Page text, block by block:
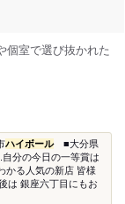
個室で選び抜かれた
ハイボール■大分県
分の今日の一等賞は
かる人気の新店 皆様
は 銀座六丁目にもお